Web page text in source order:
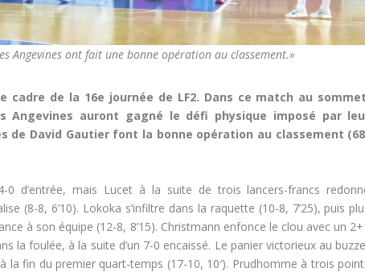
Angevines ont fait une bonne opération au classement.»
cadre de la 16e journée de LF2. Dans ce match au
Angevines auront gagné le défi physique imposé par
de David Gautier font la bonne opération au classement
d’entrée, mais Lucet à la suite de trois lancers-francs
(8-8, 6’10). Lokoka s’infiltre dans la raquette (10-8, 7’25), puis
à son équipe (12-8, 8’15). Christmann enfonce le clou avec un
la foulée, à la suite d’un 7-0 encaissé. Le panier victorieux au
la fin du premier quart-temps (17-10, 10′). Prudhomme à trois